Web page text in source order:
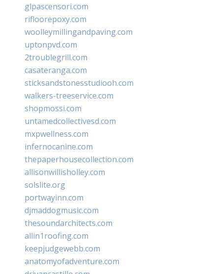
glpascensori.com
rifloorepoxy.com
woolleymillingandpaving.com
uptonpvd.com
2troublegrill.com
casateranga.com
sticksandstonesstudiooh.com
walkers-treeservice.com
shopmossi.com
untamedcollectivesd.com
mxpwellness.com
infernocanine.com
thepaperhousecollection.com
allisonwillisholley.com
solslite.org
portwayinn.com
djmaddogmusic.com
thesoundarchitects.com
allin1roofing.com
keepjudgewebb.com
anatomyofadventure.com